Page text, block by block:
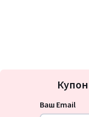
Купон
Ваш Email